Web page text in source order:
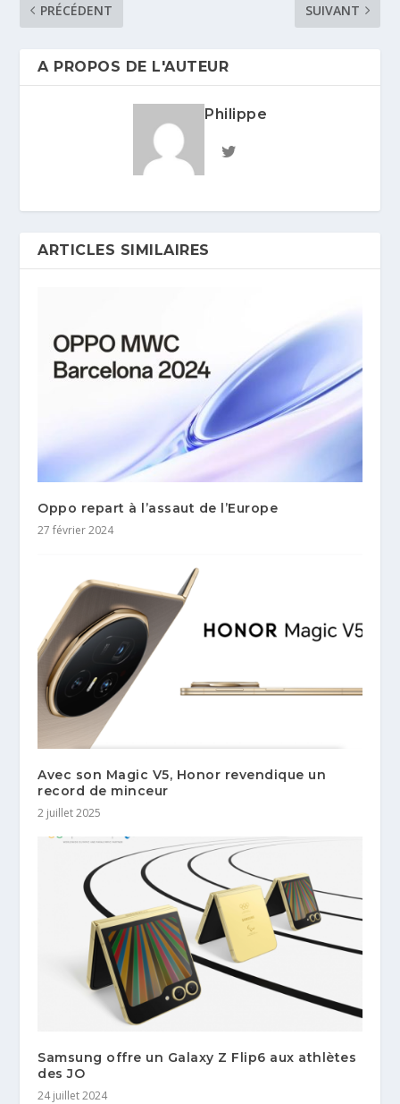
PRÉCÉDENT SUIVANT
A PROPOS DE L'AUTEUR
Philippe
ARTICLES SIMILAIRES
Oppo repart à l’assaut de l’Europe
27 février 2024
Avec son Magic V5, Honor revendique un
record de minceur
2 juillet 2025
Samsung offre un Galaxy Z Flip6 aux athlètes
des JO
24 juillet 2024